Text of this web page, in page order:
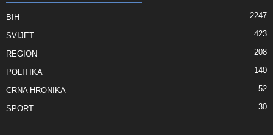
BIH 2247
SVIJET 423
REGION 208
POLITIKA 140
CRNA HRONIKA 52
SPORT 30